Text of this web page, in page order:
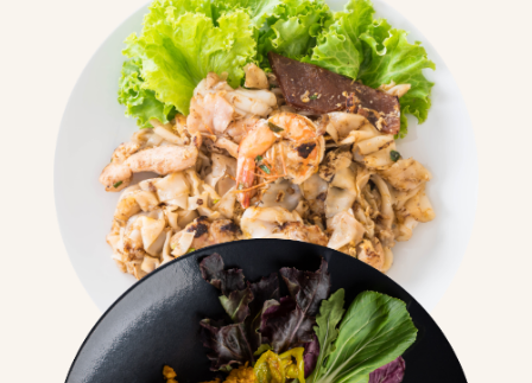
Nuestro compromiso con la calidad se refleja en
todo lo que hacemos, desde las materias primas
hasta el servicio al cliente y la atención con cada
detalle.